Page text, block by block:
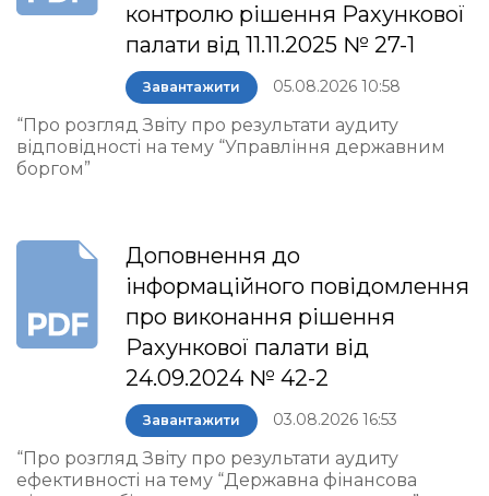
контролю рішення Рахункової
палати від 11.11.2025 № 27-1
Завантажити 05.08.2026 10:58
“Про розгляд Звіту про результати аудиту
відповідності на тему “Управління державним
боргом”
Доповнення до
інформаційного повідомлення
про виконання рішення
Рахункової палати від
24.09.2024 № 42-2
Завантажити 03.08.2026 16:53
“Про розгляд Звіту про результати аудиту
ефективності на тему “Державна фінансова